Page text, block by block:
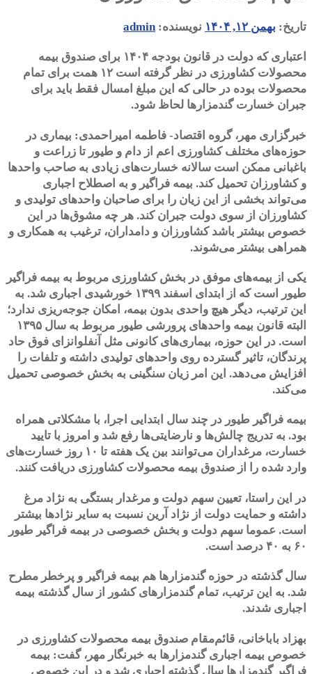
تاریخ: بهمن ۱۲, ۱۴۰۴ نویسنده: admin
اعتباری که دولت در قانون بودجه ۱۴۰۴ برای صندوق بیمه
محصولات کشاورزی در نظر گرفته است ۱۲ همت برای تمام
محصولات بوده در حالی که این مبلغ امسال فقط باید برای
جبران خسارت گندمزارها لحاظ شود.
خبرگزاری مهر، گروه اقتصاد- فاطمه امیراحمدی: بیماری در
حوزه‌های مختلف کشاورزی اعم از دام و طیور تا زراعت و
باغبانی ممکن است سالانه خسارت‌های زیادی به صاحب واحدها
و کشاورزان تحمیل کند. بیمه فراگیر و به اصطلاح اجباری
می‌تواند بخشی از این زیان را برای صاحبان واحدهای تولیدی و
کشاورزان از سوی دولت جبران کند. هر چه مشوق‌ها در این
خصوص بیشتر باشد کشاورزان و دامداران، ترغیب به همکاری و
همراهی بیشتر می‌شوند.
یکی از بیمه‌های موفق در بخش کشاورزی مربوط به بیمه فراگیر
طیور است که از ابتدای اسفند ۱۳۹۹ خورشیدی اجباری شد. به
این ترتیب، دیگر هیچ واحدی بدون بیمه، امکان جوجه‌ریزی ندارد؛
البته قانون بیمه واحدهای پرورشی طیور مربوط به سال ۱۳۹۵
است. در این حوزه، بیماری‌های کانونی مثل آنفلوانزای فوق حاد
پرندگان، تاثیر گسترده روی واحدهای تولیدی داشته و تلفات را
افزایش می‌دهد. این امر زیان سنگینی به بخش خصوصی تحمیل
می‌کند.
بیمه فراگیر طیور در چند سال ابتدایی اجرا، با مشکلاتی همراه
بود. به تدریج چالش‌ها و نارضایتی‌ها رفع شد و امروز با تایید
خسارت، مرغداران می‌توانند بین یک هفته تا ۱۰ روز خسارت‌های
وارد شده را از صندوق بیمه محصولات کشاورزی دریافت کنند.
در این راستا، تعیین سهم دولت و مرغدار بستگی به نژاد مرغ
داشته و حمایت دولت از نژاد آرین نسبت به سایر نژادها بیشتر
است. عموما سهم دولت و بخش خصوصی در بیمه فراگیر طیور
۶۰ به ۴۰ درصد است.
سال گذشته در حوزه گندمزارها هم بیمه فراگیر و پرخطر مطرح
شد. به این ترتیب، تمام گندمزارهای کشور از سال گذشته بیمه
اجباری شدند.
بهزاد باباخانی، قائم‌مقام صندوق بیمه محصولات کشاورزی در
خصوص بیمه اجباری گندمزارها به خبرنگار مهر، گفت: بیمه
فراگیر گندمزارها سال گذشته اجباری شد و در این خصوص